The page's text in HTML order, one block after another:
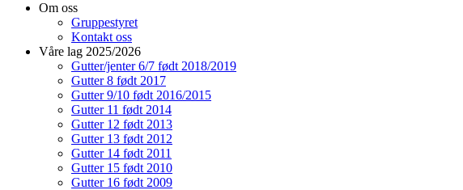
Om oss
Gruppestyret
Kontakt oss
Våre lag 2025/2026
Gutter/jenter 6/7 født 2018/2019
Gutter 8 født 2017
Gutter 9/10 født 2016/2015
Gutter 11 født 2014
Gutter 12 født 2013
Gutter 13 født 2012
Gutter 14 født 2011
Gutter 15 født 2010
Gutter 16 født 2009